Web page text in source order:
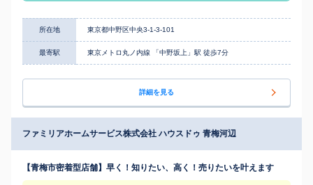
所在地 東京都中野区中央3-1-3-101
最寄駅 東京メトロ丸ノ内線 「中野坂上」駅 徒歩7分
詳細を見る
ファミリアホームサービス株式会社 ハウスドゥ 青梅河辺
【青梅市密着型店舗】早く！知りたい、高く！売りたいを叶えます